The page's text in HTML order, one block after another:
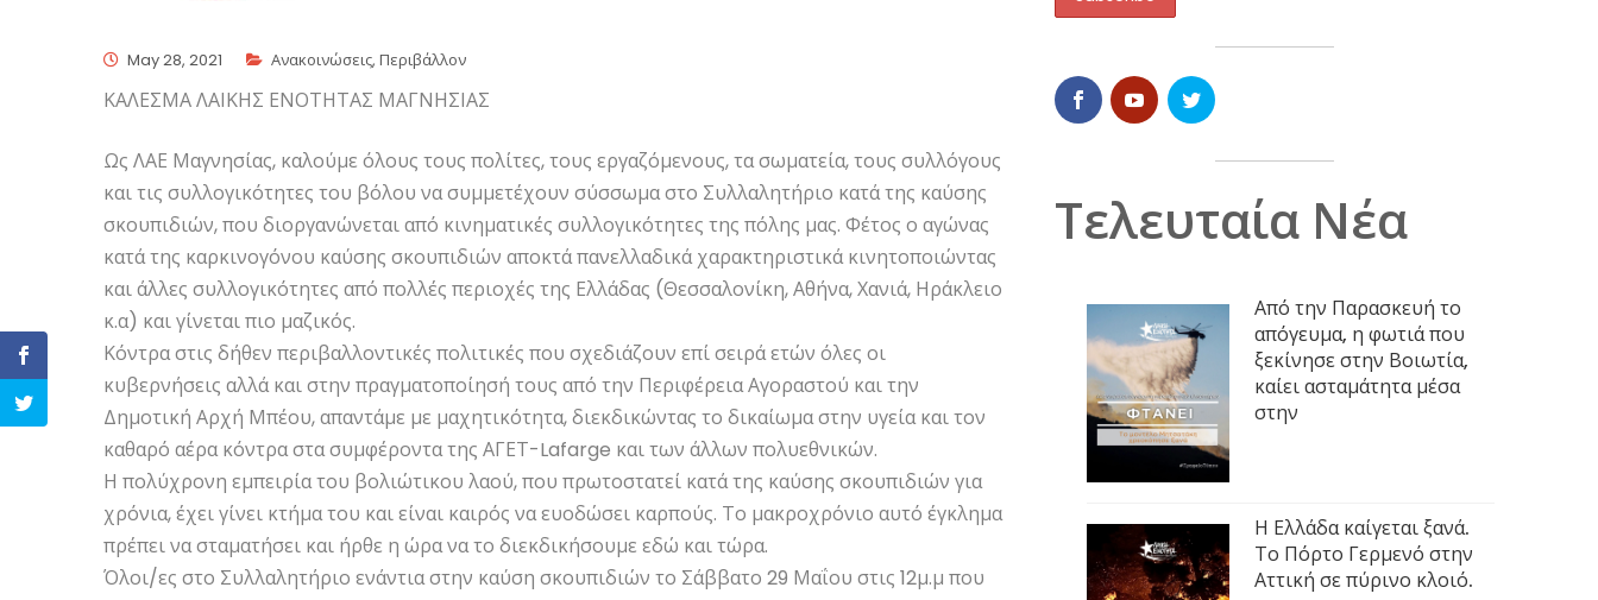
May 28, 2021 Ανακοινώσεις, Περιβάλλον
ΚΑΛΕΣΜΑ ΛΑΙΚΗΣ ΕΝΟΤΗΤΑΣ ΜΑΓΝΗΣΙΑΣ
Ως ΛΑΕ Μαγνησίας, καλούμε όλους τους πολίτες, τους εργαζόμενους, τα σωματεία, τους συλλόγους
και τις συλλογικότητες του βόλου να συμμετέχουν σύσσωμα στο Συλλαλητήριο κατά της καύσης
σκουπιδιών, που διοργανώνεται από κινηματικές συλλογικότητες της πόλης μας. Φέτος ο αγώνας
κατά της καρκινογόνου καύσης σκουπιδιών αποκτά πανελλαδικά χαρακτηριστικά κινητοποιώντας
και άλλες συλλογικότητες από πολλές περιοχές της Ελλάδας (Θεσσαλονίκη, Αθήνα, Χανιά, Ηράκλειο
κ.α) και γίνεται πιο μαζικός.
Κόντρα στις δήθεν περιβαλλοντικές πολιτικές που σχεδιάζουν επί σειρά ετών όλες οι
κυβερνήσεις αλλά και στην πραγματοποίησή τους από την Περιφέρεια Αγοραστού και την
Δημοτική Αρχή Μπέου, απαντάμε με μαχητικότητα, διεκδικώντας το δικαίωμα στην υγεία και τον
καθαρό αέρα κόντρα στα συμφέροντα της ΑΓΕΤ-Lafarge και των άλλων πολυεθνικών.
Η πολύχρονη εμπειρία του βολιώτικου λαού, που πρωτοστατεί κατά της καύσης σκουπιδιών για
χρόνια, έχει γίνει κτήμα του και είναι καιρός να ευοδώσει καρπούς. Το μακροχρόνιο αυτό έγκλημα
πρέπει να σταματήσει και ήρθε η ώρα να το διεκδικήσουμε εδώ και τώρα.
Όλοι/ες στο Συλλαλητήριο ενάντια στην καύση σκουπιδιών το Σάββατο 29 Μαΐου στις 12μ.μ που
Τελευταία Νέα
Από την Παρασκευή το
απόγευμα, η φωτιά που
ξεκίνησε στην Βοιωτία,
καίει ασταμάτητα μέσα
στην
Η Ελλάδα καίγεται ξανά.
Το Πόρτο Γερμενό στην
Αττική σε πύρινο κλοιό.